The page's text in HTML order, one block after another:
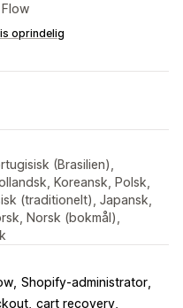
oprindelig
(Brasilien),
Koreansk, Polsk,
(traditionelt), Japansk,
Norsk (bokmål),
Shopify-administrator
cart recovery